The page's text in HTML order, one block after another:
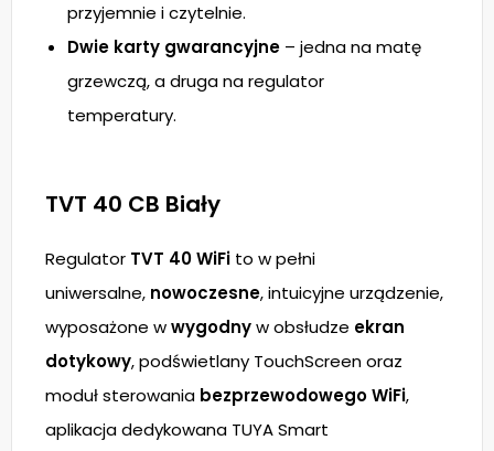
przyjemnie i czytelnie.
Dwie karty gwarancyjne – jedna na matę
grzewczą, a druga na regulator
temperatury.
TVT 40 CB Biały
Regulator TVT 40 WiFi to w pełni
uniwersalne, nowoczesne, intuicyjne urządzenie,
wyposażone wwygodnyw obsłudze ekran
dotykowy, podświetlany TouchScreen oraz
moduł sterowania bezprzewodowego WiFi,
aplikacja dedykowana TUYA Smart